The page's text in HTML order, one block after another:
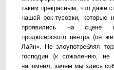
таким прекрасным, что даже
нашей рок-тусовки, которые
проявились на сцене
продюсерского центра (он
Лайн». Не злоупотребляя
господин (к сожалению, не
напомнил, зачем мы здесь